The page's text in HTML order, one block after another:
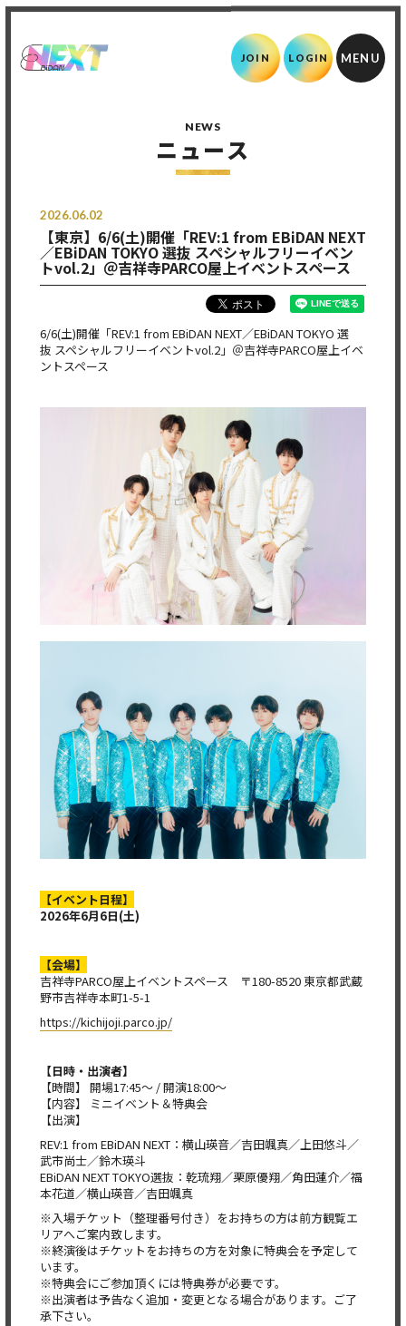
JOIN LOGIN
NEWS
ニュース
2026.06.02
【東京】6/6(土)開催「REV:1 from EBiDAN NEXT
／EBiDAN TOKYO 選抜 スペシャルフリーイベン
トvol.2」＠吉祥寺PARCO屋上イベントスペース
6/6(土)開催「REV:1 from EBiDAN NEXT／EBiDAN TOKYO 選
抜 スペシャルフリーイベントvol.2」＠吉祥寺PARCO屋上イベ
ントスペース
【イベント日程】
2026年6月6日(土)
【会場】
吉祥寺PARCO屋上イベントスペース 〒180-8520 東京都武蔵
野市吉祥寺本町1-5-1
https://kichijoji.parco.jp/
【日時・出演者】
【時間】 開場17:45〜 / 開演18:00～
【内容】 ミニイベント＆特典会
【出演】
REV:1 from EBiDAN NEXT：横山瑛音／吉田颯真／上田悠斗／
武市尚士／鈴木瑛斗
EBiDAN NEXT TOKYO選抜：乾琉翔／栗原優翔／角田蓮介／福
本花道／横山瑛音／吉田颯真
※入場チケット（整理番号付き）をお持ちの方は前方観覧エ
リアへご案内致します。
※終演後はチケットをお持ちの方を対象に特典会を予定して
います。
※特典会にご参加頂くには特典券が必要です。
※出演者は予告なく追加・変更となる場合があります。ご了
承下さい。